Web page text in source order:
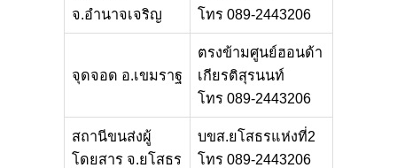
จ.อำนาจเจริญ
โทร 089-2443206
จุดจอด อ.เขมราฐ
ตรงข้ามศูนย์ฮอนด้า
เกียรติสุรนนท์
โทร 089-2443206
สถานีขนส่งผู้
โดยสาร จ.ยโสธร
บขส.ยโสธรแห่งที่2
โทร 089-2443206